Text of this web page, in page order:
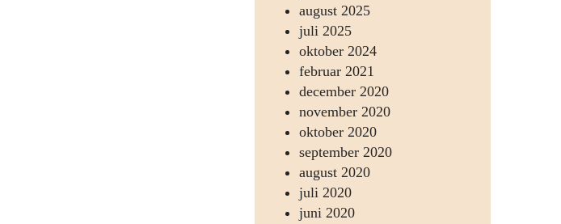
august 2025
juli 2025
oktober 2024
februar 2021
december 2020
november 2020
oktober 2020
september 2020
august 2020
juli 2020
juni 2020